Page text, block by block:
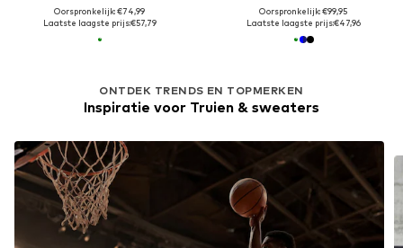
Oorspronkelijk: €74,99
Laatste laagste prijs:€57,79
Oorspronkelijk: €99,95
Laatste laagste prijs:€47,96
ONTDEK TRENDS EN TOPMERKEN
Inspiratie voor Truien & sweaters